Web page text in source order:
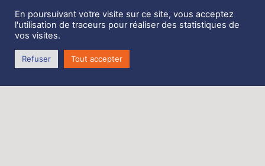
couleur NV
route de Terenez
En poursuivant votre visite sur ce site, vous acceptez
l'utilisation de traceurs pour réaliser des statistiques de
vos visites.
Refuser Tout accepter